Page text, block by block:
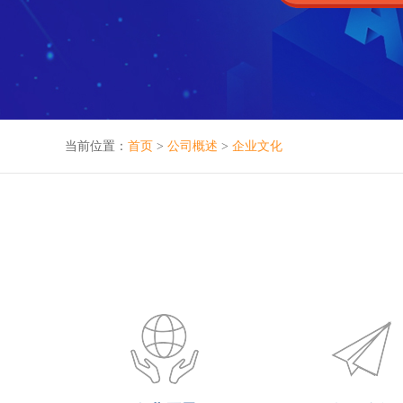
当前位置： 首页 > 公司概述 > 企业文化